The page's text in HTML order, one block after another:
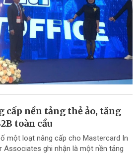
cấp nền tảng thẻ ảo, tăng
toàn cầu
một loạt nâng cấp cho Mastercard In
ghi nhận là một nền tảng